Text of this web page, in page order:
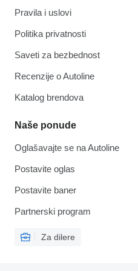
Pravila i uslovi
Politika privatnosti
Saveti za bezbednost
Recenzije o Autoline
Katalog brendova
Naše ponude
Oglašavajte se na Autoline
Postavite oglas
Postavite baner
Partnerski program
Za dilere